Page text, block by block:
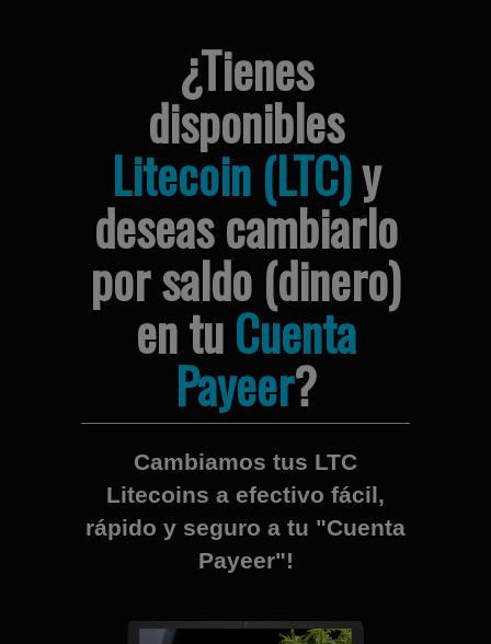
¿Tienes
disponibles
Litecoin (LTC)y
deseas cambiarlo
por saldo (dinero)
en tuCuenta
Payeer?
Cambiamos tus LTC
Litecoins a efectivo fácil,
rápido y seguro a tu "Cuenta
Payeer"!